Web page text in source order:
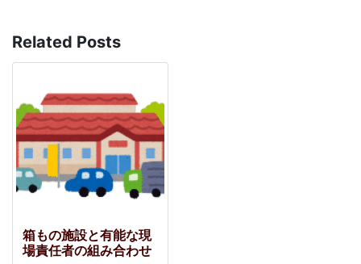
Related Posts
箱もの施設と有能な現
場責任者の組み合わせ